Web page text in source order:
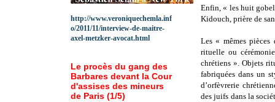
Enfin, « les huit
Kidouch, prière de
Les « mêmes pièces
rituelle ou
chrétiens ». Objets
fabriquées dans un
d’orfèvrerie
des juifs dans la
http://www.veroniquechemla.inf
o/2011/11/interview-de-maitre-
axel-metzker-avocat.html
Le procès du gang des
Barbares devant la Cour
d'assises des mineurs
de Paris (1/5)